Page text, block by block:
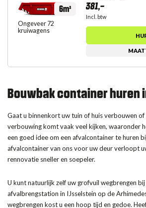
6m³
Ongeveer 72
kruiwagens
381,-
Incl. btw
Bouwbak container huren
Gaat u binnenkort uw tuin of huis verbouwen of
verbouwing komt vaak veel kijken, waaronder
een goed idee om een afvalcontainer te huren
afvalcontainer van ons voor uw deur verloopt
rennovatie sneller en soepeler.
U kunt natuurlijk zelf uw grofvuil wegbrengen bij
afvalbrengstation in IJsselstein op de
wegbrengen kost u een hoop tijd en gedoe.